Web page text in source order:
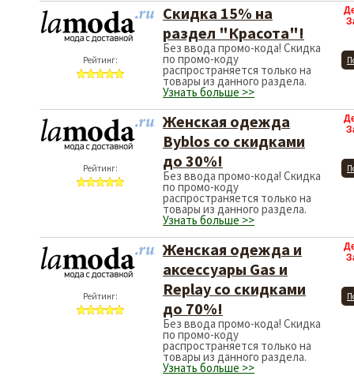
Рейтинг:
Скидка 15% на
раздел "Красота"!
Без ввода промо-кода! Скидка
по промо-коду
распространяется только на
товары из данного раздела.
Узнать больше >>
Рейтинг:
Женская одежда
Byblos со скидками
до 30%!
Без ввода промо-кода! Скидка
по промо-коду
распространяется только на
товары из данного раздела.
Узнать больше >>
Рейтинг:
Женская одежда и
аксессуары Gas и
Replay со скидками
до 70%!
Без ввода промо-кода! Скидка
по промо-коду
распространяется только на
товары из данного раздела.
Узнать больше >>